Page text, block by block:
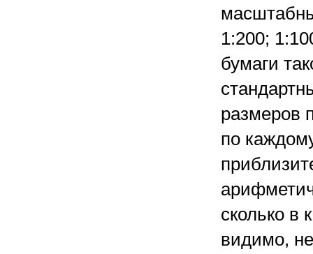
1:200;
бумаги
размеров
по
сколько в
видимо,